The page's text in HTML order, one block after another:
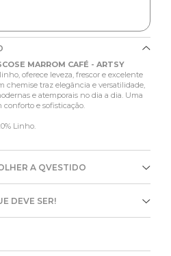
MARROM CAFÉ - ARTSY
oferece leveza, frescor e excelente
chemise traz elegância e versatilidade,
e atemporais no dia a dia. Uma
conforto e sofisticação.
Linho.
A QVESTIDO
DEVE SER!